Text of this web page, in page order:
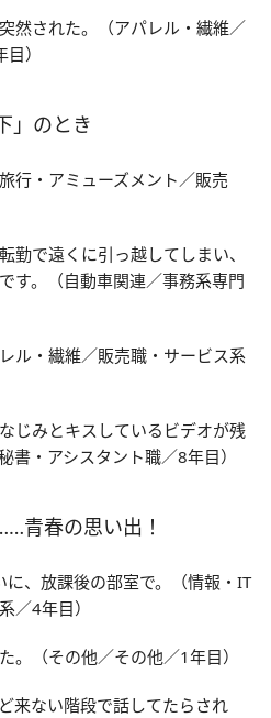
然された。（アパレル・繊維／
）
」のとき
行・アミューズメント／販売
勤で遠くに引っ越してしまい、
す。（自動車関連／事務系専門
ル・繊維／販売職・サービス系
じみとキスしているビデオが残
書・アシスタント職／8年目）
青春の思い出！
、放課後の部室で。（情報・IT
／4年目）
。（その他／その他／1年目）
来ない階段で話してたらされ